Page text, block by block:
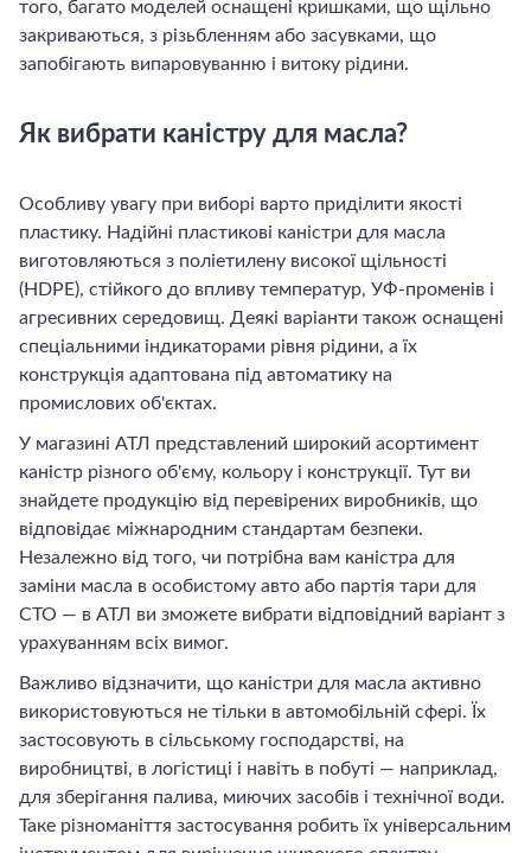
того, багато моделей оснащені кришками, що щільно
закриваються, з різьбленням або засувками, що
запобігають випаровуванню і витоку рідини.
Як вибрати каністру для масла?
Особливу увагу при виборі варто приділити якості
пластику. Надійні пластикові каністри для масла
виготовляються з поліетилену високої щільності
(HDPE), стійкого до впливу температур, УФ-променів і
агресивних середовищ. Деякі варіанти також оснащені
спеціальними індикаторами рівня рідини, а їх
конструкція адаптована під автоматику на
промислових об'єктах.
У магазині АТЛ представлений широкий асортимент
каністр різного об'єму, кольору і конструкції. Тут ви
знайдете продукцію від перевірених виробників, що
відповідає міжнародним стандартам безпеки.
Незалежно від того, чи потрібна вам каністра для
заміни масла в особистому авто або партія тари для
СТО — в АТЛ ви зможете вибрати відповідний варіант з
урахуванням всіх вимог.
Важливо відзначити, що каністри для масла активно
використовуються не тільки в автомобільній сфері. Їх
застосовують в сільському господарстві, на
виробництві, в логістиці і навіть в побуті — наприклад,
для зберігання палива, миючих засобів і технічної води.
Таке різноманіття застосування робить їх універсальним